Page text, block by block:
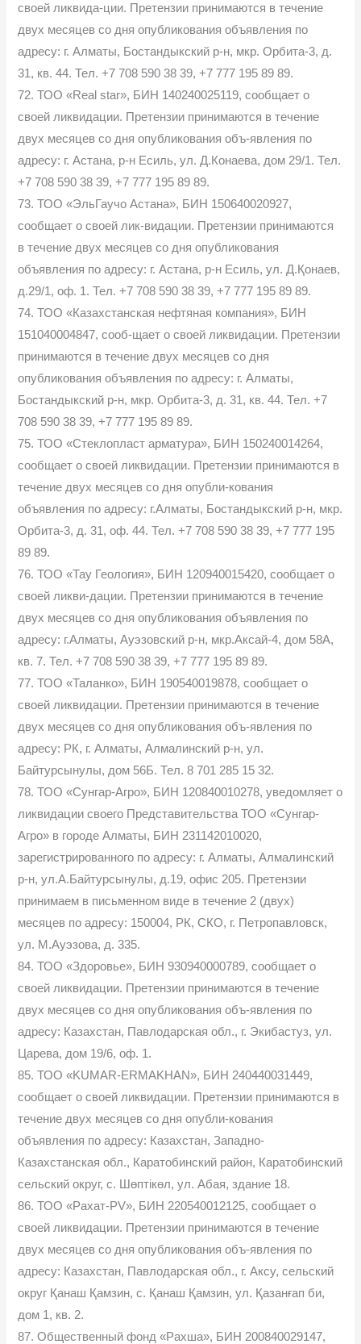
своей ликвида-ции. Претензии принимаются в течение
двух месяцев со дня опубликования объявления по
адресу: г. Алматы, Бостандыкский р-н, мкр. Орбита-3, д.
31, кв. 44. Тел. +7 708 590 38 39, +7 777 195 89 89.
72. ТОО «Real star», БИН 140240025119, сообщает о
своей ликвидации. Претензии принимаются в течение
двух месяцев со дня опубликования объ-явления по
адресу: г. Астана, р-н Есиль, ул. Д.Конаева, дом 29/1. Тел.
+7 708 590 38 39, +7 777 195 89 89.
73. ТОО «ЭльГаучо Астана», БИН 150640020927,
сообщает о своей лик-видации. Претензии принимаются
в течение двух месяцев со дня опубликования
объявления по адресу: г. Астана, р-н Есиль, ул. Д.Қонаев,
д.29/1, оф. 1. Тел. +7 708 590 38 39, +7 777 195 89 89.
74. ТОО «Казахстанская нефтяная компания», БИН
151040004847, сооб-щает о своей ликвидации. Претензии
принимаются в течение двух месяцев со дня
опубликования объявления по адресу: г. Алматы,
Бостандыкский р-н, мкр. Орбита-3, д. 31, кв. 44. Тел. +7
708 590 38 39, +7 777 195 89 89.
75. ТОО «Стеклопласт арматура», БИН 150240014264,
сообщает о своей ликвидации. Претензии принимаются в
течение двух месяцев со дня опубли-кования
объявления по адресу: г.Алматы, Бостандыкский р-н, мкр.
Орбита-3, д. 31, оф. 44. Тел. +7 708 590 38 39, +7 777 195
89 89.
76. ТОО «Тау Геология», БИН 120940015420, сообщает о
своей ликви-дации. Претензии принимаются в течение
двух месяцев со дня опубликования объявления по
адресу: г.Алматы, Ауэзовский р-н, мкр.Аксай-4, дом 58А,
кв. 7. Тел. +7 708 590 38 39, +7 777 195 89 89.
77. ТОО «Таланко», БИН 190540019878, сообщает о
своей ликвидации. Претензии принимаются в течение
двух месяцев со дня опубликования объ-явления по
адресу: РК, г. Алматы, Алмалинский р-н, ул.
Байтурсынулы, дом 56Б. Тел. 8 701 285 15 32.
78. ТОО «Сунгар-Агро», БИН 120840010278, уведомляет о
ликвидации своего Представительства ТОО «Сунгар-
Агро» в городе Алматы, БИН 231142010020,
зарегистрированного по адресу: г. Алматы, Алмалинский
р-н, ул.А.Байтурсынулы, д.19, офис 205. Претензии
принимаем в письменном виде в течение 2 (двух)
месяцев по адресу: 150004, РК, СКО, г. Петропавловск,
ул. М.Ауэзова, д. 335.
84. ТОО «Здоровье», БИН 930940000789, сообщает о
своей ликвидации. Претензии принимаются в течение
двух месяцев со дня опубликования объ-явления по
адресу: Казахстан, Павлодарская обл., г. Экибастуз, ул.
Царева, дом 19/6, оф. 1.
85. ТОО «KUMAR-ERMAKHAN», БИН 240440031449,
сообщает о своей ликвидации. Претензии принимаются в
течение двух месяцев со дня опубли-кования
объявления по адресу: Казахстан, Западно-
Казахстанская обл., Каратобинский район, Каратобинский
сельский округ, с. Шөптікөл, ул. Абая, здание 18.
86. ТОО «Рахат-PV», БИН 220540012125, сообщает о
своей ликвидации. Претензии принимаются в течение
двух месяцев со дня опубликования объ-явления по
адресу: Казахстан, Павлодарская обл., г. Аксу, сельский
округ Қанаш Қамзин, с. Қанаш Қамзин, ул. Қазанғап би,
дом 1, кв. 2.
87. Общественный фонд «Рахша», БИН 200840029147,